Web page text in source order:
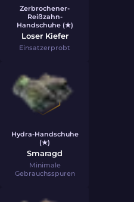
Zerbrochener-
Reißzahn-
Handschuhe (★)
Loser Kiefer
Einsatzerprobt
Hydra-Handschuhe
(★)
Smaragd
Minimale
Gebrauchsspuren